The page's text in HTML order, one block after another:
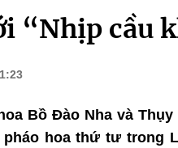
“Nhịp cầu
Bồ Đào Nha và
hoa thứ tư trong